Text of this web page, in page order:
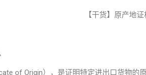
【干货】原产地
of Origin），是证明特定进出口货物的